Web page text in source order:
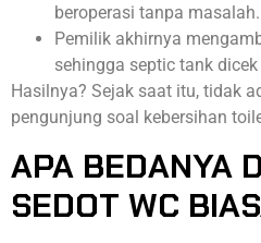
beroperasi tanpa masalah.
Pemilik akhirnya
sehingga septic tank
Hasilnya? Sejak saat itu, tidak
pengunjung soal kebersihan
APA BEDANYA
SEDOT WC